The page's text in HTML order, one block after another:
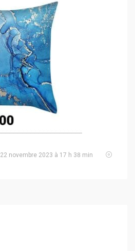
22 novembre 2023 à 17 h 38 min